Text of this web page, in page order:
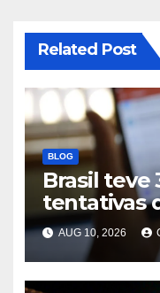
Related Post
BLOG
Brasil teve
tentativas
em um ano
AUG 10, 2026